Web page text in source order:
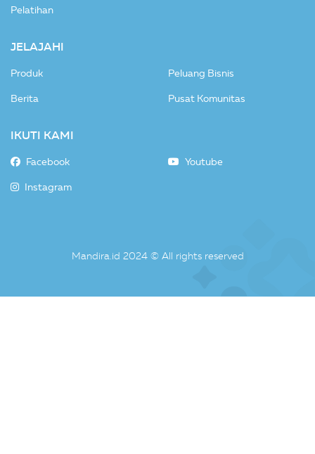
Pelatihan
JELAJAHI
Produk Peluang Bisnis
Berita Pusat Komunitas
IKUTI KAMI
Facebook Youtube
Instagram
Mandira.id 2024 © All rights reserved